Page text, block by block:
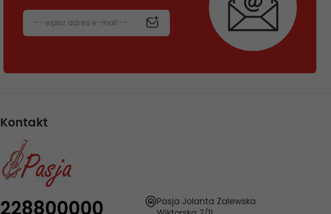
-- wpisz adres e-mail --
Kontakt
228800000
Pasja Jolanta Zalewska